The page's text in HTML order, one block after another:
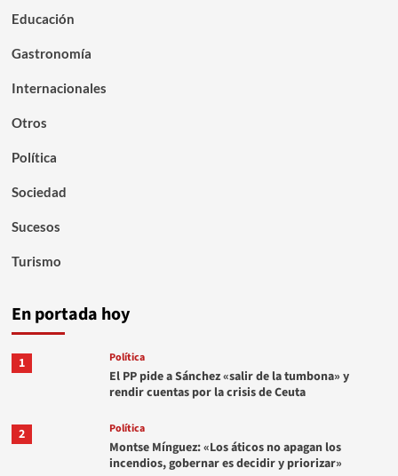
Educación
Gastronomía
Internacionales
Otros
Política
Sociedad
Sucesos
Turismo
En portada hoy
1 Política
El PP pide a Sánchez «salir de la tumbona» y
rendir cuentas por la crisis de Ceuta
2 Política
Montse Mínguez: «Los áticos no apagan los
incendios, gobernar es decidir y priorizar»